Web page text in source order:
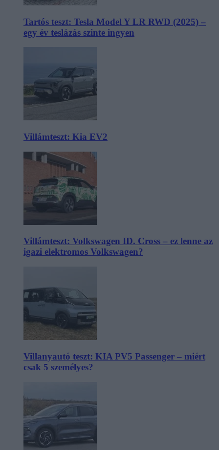
Tartós teszt: Tesla Model Y LR RWD (2025) –
egy év teslázás szinte ingyen
Villámteszt: Kia EV2
Villámteszt: Volkswagen ID. Cross – ez lenne az
igazi elektromos Volkswagen?
Villanyautó teszt: KIA PV5 Passenger – miért
csak 5 személyes?